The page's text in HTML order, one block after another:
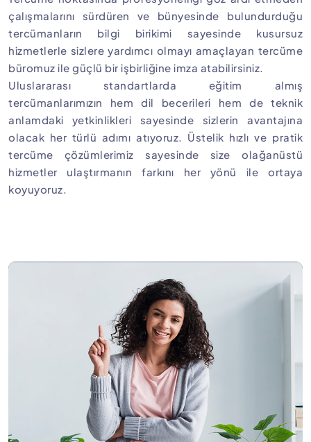
çalışmalarını sürdüren ve bünyesinde bulundurduğu
tercümanların bilgi birikimi sayesinde kusursuz
hizmetlerle sizlere yardımcı olmayı amaçlayan tercüme
büromuz ile güçlü bir işbirliğine imza atabilirsiniz.
Uluslararası standartlarda eğitim almış
tercümanlarımızın hem dil becerileri hem de teknik
anlamdaki yetkinlikleri sayesinde sizlerin avantajına
olacak her türlü adımı atıyoruz. Üstelik hızlı ve pratik
tercüme çözümlerimiz sayesinde size olağanüstü
hizmetler ulaştırmanın farkını her yönü ile ortaya
koyuyoruz.